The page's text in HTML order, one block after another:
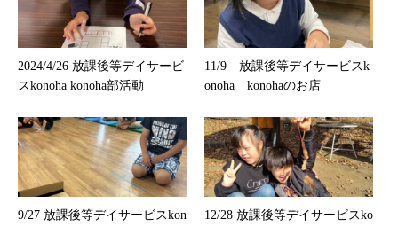
2024/4/26 放課後等デイサービ
スkonoha konoha部活動
11/9 放課後等デイサービスk
onoha konohaのお店
9/27 放課後等デイサービスkon
12/28 放課後等デイサービスko